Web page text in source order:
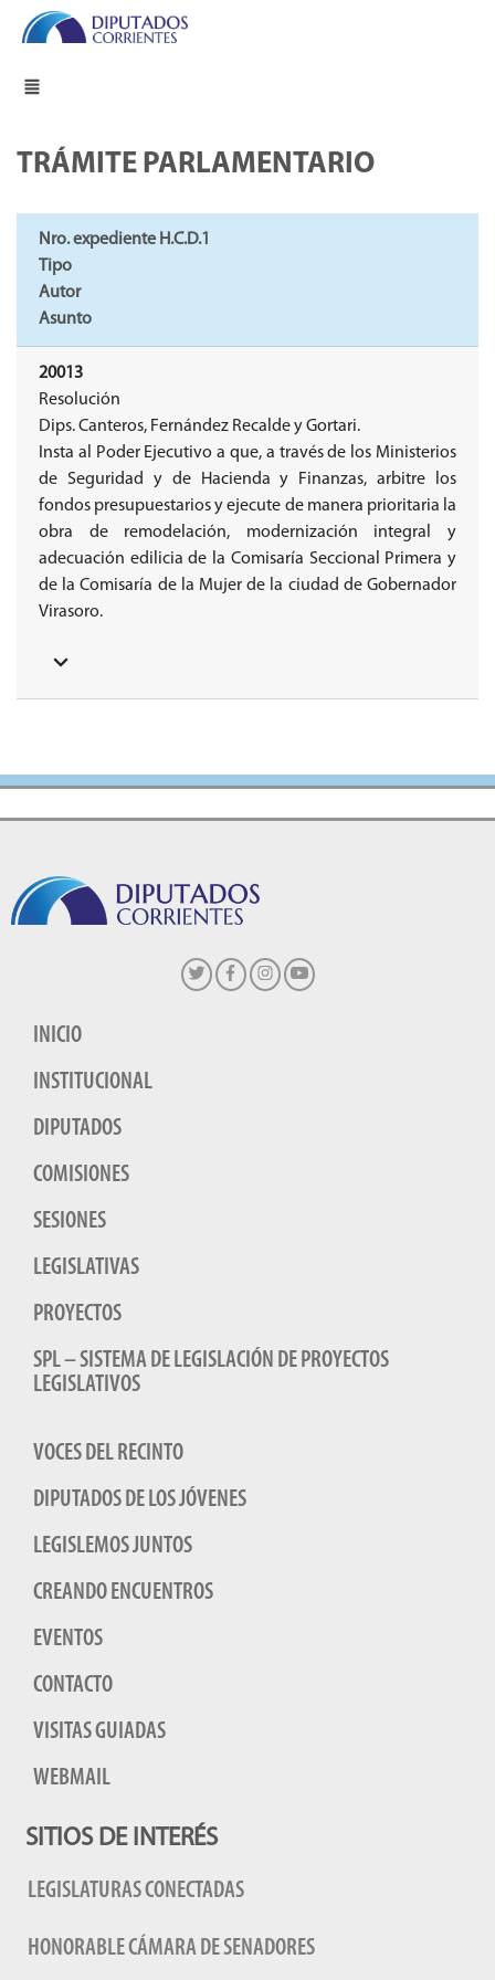
TRÁMITE PARLAMENTARIO
Nro. expediente H.C.D.1
Tipo
Autor
Asunto
20013
Resolución
Dips. Canteros, Fernández Recalde y Gortari.
Insta al Poder Ejecutivo a que, a través de los Ministerios
de Seguridad y de Hacienda y Finanzas, arbitre los
fondos presupuestarios y ejecute de manera prioritaria la
obra de remodelación, modernización integral y
adecuación edilicia de la Comisaría Seccional Primera y
de la Comisaría de la Mujer de la ciudad de Gobernador
Virasoro.
INICIO
INSTITUCIONAL
DIPUTADOS
COMISIONES
SESIONES
LEGISLATIVAS
PROYECTOS
SPL – SISTEMA DE LEGISLACIÓN DE PROYECTOS
LEGISLATIVOS
VOCES DEL RECINTO
DIPUTADOS DE LOS JÓVENES
LEGISLEMOS JUNTOS
CREANDO ENCUENTROS
EVENTOS
CONTACTO
VISITAS GUIADAS
WEBMAIL
SITIOS DE INTERÉS
LEGISLATURAS CONECTADAS
HONORABLE CÁMARA DE SENADORES